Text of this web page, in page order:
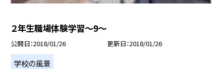
２年生職場体験学習〜9〜
公開日 2018/01/26 更新日 2018/01/26
学校の風景